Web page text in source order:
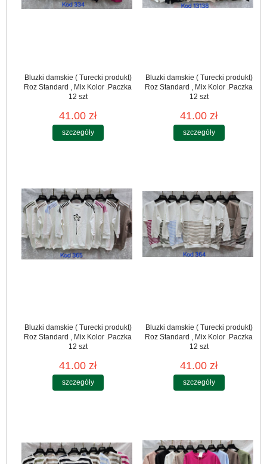
Bluzki damskie ( Turecki produkt)
Roz Standard , Mix Kolor .Paczka
12 szt
41.00 zł
szczegóły
Bluzki damskie ( Turecki produkt)
Roz Standard , Mix Kolor .Paczka
12 szt
41.00 zł
szczegóły
Bluzki damskie ( Turecki produkt)
Roz Standard , Mix Kolor .Paczka
12 szt
41.00 zł
szczegóły
Bluzki damskie ( Turecki produkt)
Roz Standard , Mix Kolor .Paczka
12 szt
41.00 zł
szczegóły